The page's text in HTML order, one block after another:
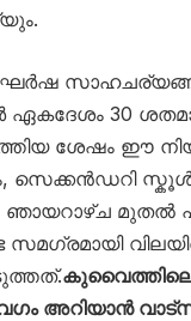
30
ശേഷം ഈ
സെക്കൻഡറി സ്കൂൾ
മുതൽ
അറിയാൻ